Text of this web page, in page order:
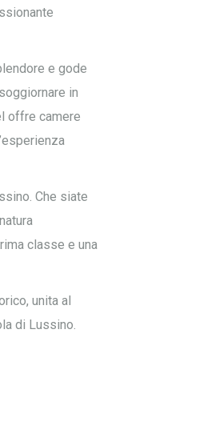
e gode
in
offre camere
Che siate
classe e una
unita al
di Lussino.